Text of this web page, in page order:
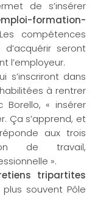
de s’insérer
formation-
compétences
seront
l’employeur.
s’inscriront dans
à rentrer
Borello, « insérer
Ça s’apprend, et
aux trois
de travail,
».
tripartites
plus souvent Pôle